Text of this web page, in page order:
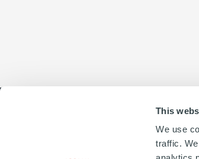
This
We use
traffic.